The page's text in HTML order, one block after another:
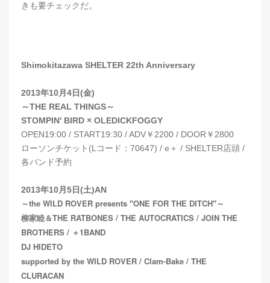
きも要チェックだ。
Shimokitazawa SHELTER 22th Anniversary
2013年10月4日(金)
～THE REAL THINGS～
STOMPIN' BIRD × OLEDICKFOGGY
OPEN19:00 / START19:30 / ADV￥2200 / DOOR￥2800
ローソンチケット(Lコード：70647) / e＋ / SHELTER店頭 /
各バンド予約
2013年10月5日(土)AN
～the WILD ROVER presents "ONE FOR THE DITCH"～
柳家睦＆THE RATBONES / THE AUTOCRATICS / JOIN THE
BROTHERS / ＋1BAND
DJ HIDETO
supported by the WILD ROVER / Clam-Bake / THE
CLURACAN